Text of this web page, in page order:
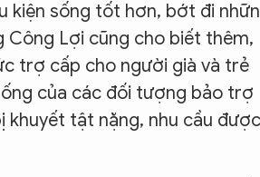
kiện sống tốt hơn, bớt đi
Công Lợi cũng cho biết thêm,
trợ cấp cho người già và trẻ
của các đối tượng bảo trợ
khuyết tật nặng, nhu cầu được